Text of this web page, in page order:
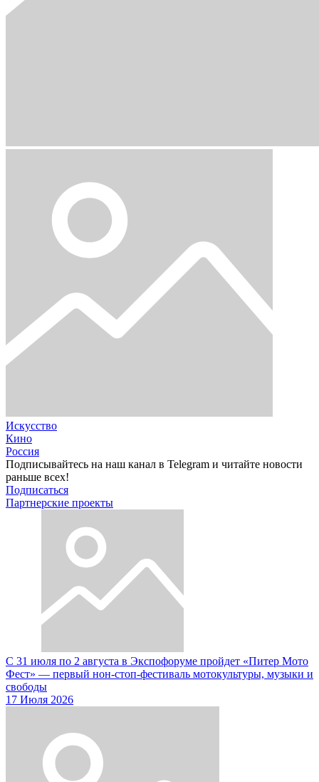
Искусство
Кино
Россия
Подписывайтесь на наш канал в Telegram и читайте новости
раньше всех!
Подписаться
Партнерские проекты
С 31 июля по 2 августа в Экспофоруме пройдет «Питер Мото
Фест» — первый нон-стоп-фестиваль мотокультуры, музыки и
свободы
17 Июля 2026